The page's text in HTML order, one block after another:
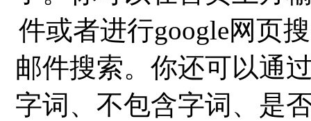
件或者进行google网页
邮件搜索。你还可以通
字词、不包含字词、是